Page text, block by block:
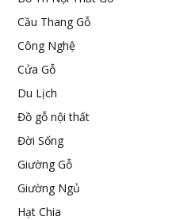
Cầu Thang Gỗ
Công Nghệ
Cửa Gỗ
Du Lịch
Đồ gỗ nội thất
Đời Sống
Giường Gỗ
Giường Ngủ
Hạt Chia